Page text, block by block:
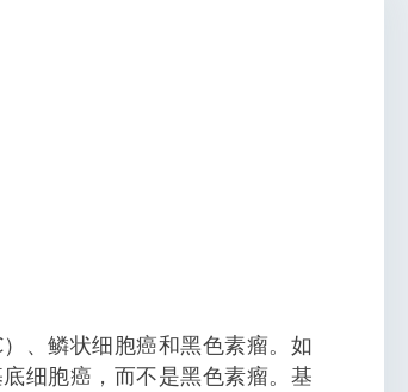
、鳞状细胞癌和黑色素瘤。如
细胞癌，而不是黑色素瘤。基